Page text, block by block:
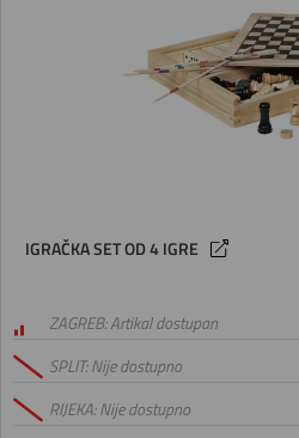
IGRAČKA SET OD 4 IGRE
ZAGREB: Artikal dostupan
SPLIT: Nije dostupno
RIJEKA: Nije dostupno